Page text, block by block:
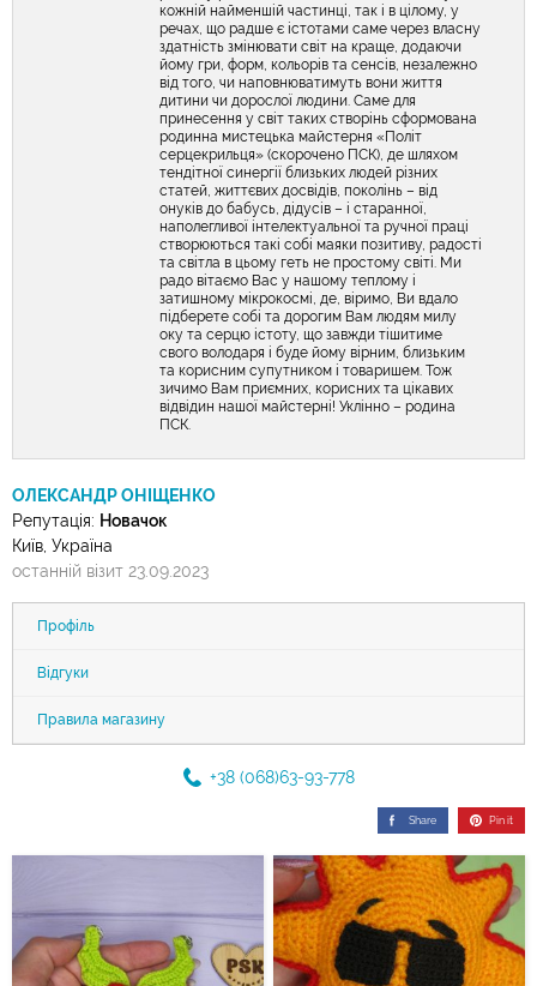
кожній найменшій частинці, так і в цілому, у
речах, що радше є істотами саме через власну
здатність змінювати світ на краще, додаючи
йому гри, форм, кольорів та сенсів, незалежно
від того, чи наповнюватимуть вони життя
дитини чи дорослої людини. Саме для
принесення у світ таких створінь сформована
родинна мистецька майстерня «Політ
серцекрильця» (скорочено ПСК), де шляхом
тендітної синергії близьких людей різних
статей, життєвих досвідів, поколінь – від
онуків до бабусь, дідусів – і старанної,
наполегливої інтелектуальної та ручної праці
створюються такі собі маяки позитиву, радості
та світла в цьому геть не простому світі. Ми
радо вітаємо Вас у нашому теплому і
затишному мікрокосмі, де, віримо, Ви вдало
підберете собі та дорогим Вам людям милу
оку та серцю істоту, що завжди тішитиме
свого володаря і буде йому вірним, близьким
та корисним супутником і товаришем. Тож
зичимо Вам приємних, корисних та цікавих
відвідин нашої майстерні! Уклінно – родина
ПСК.
ОЛЕКСАНДР ОНІЩЕНКО
Репутація: Новачок
Київ, Україна
останній візит 23.09.2023
Профіль
Відгуки
Правила магазину
+38 (068)63-93-778
Share Pin it